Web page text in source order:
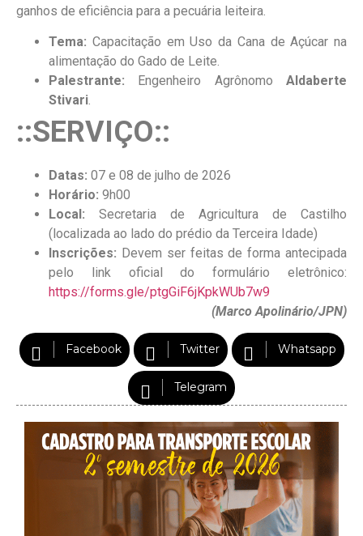
ganhos de eficiência para a pecuária leiteira.
Tema: Capacitação em Uso da Cana de Açúcar na
alimentação do Gado de Leite.
Palestrante: Engenheiro Agrônomo Aldaberte
Stivari.
::SERVIÇO::
Datas: 07 e 08 de julho de 2026
Horário: 9h00
Local: Secretaria de Agricultura de Castilho
(localizada ao lado do prédio da Terceira Idade)
Inscrições: Devem ser feitas de forma antecipada
pelo link oficial do formulário eletrônico:
https://forms.gle/ptgGiF6jKpkWUb7w9
(Marco Apolinário/JPN)
Facebook Twitter Whatsapp
Telegram